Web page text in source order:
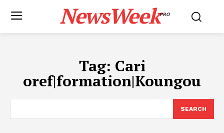
NewsWeekPRO
Tag: Cari
oref|formation|Koungou
SEARCH